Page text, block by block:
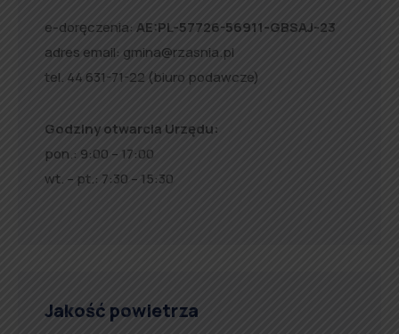
e-doręczenia: AE:PL-57726-56911-GBSAJ-23
adres email: gmina@rzasnia.pl
tel. 44 631-71-22 (biuro podawcze)
Godziny otwarcia Urzędu:
pon.: 9:00 – 17:00
wt. – pt.: 7:30 – 15:30
Jakość powietrza